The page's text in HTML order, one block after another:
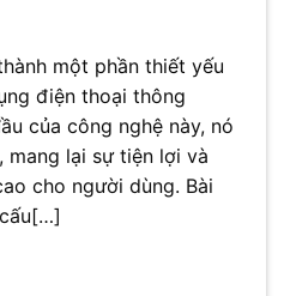
một phần thiết yếu
điện thoại thông
của công nghệ này, nó
mang lại sự tiện lợi và
cho người dùng. Bài